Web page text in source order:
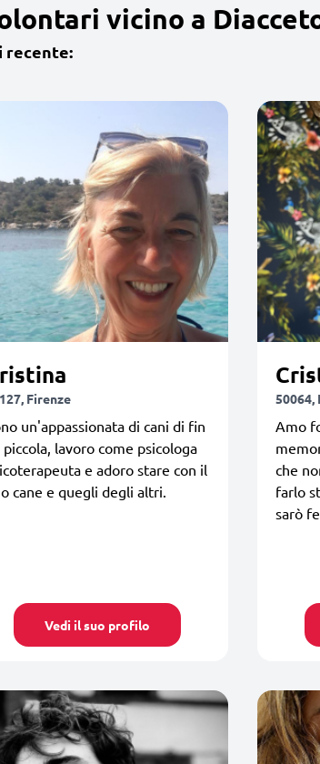
vicino a
recente:
Firenze
un'appassionata di cani di fin
piccola, lavoro come psicologa
e adoro stare con il
cane e quegli degli altri.
Vedi il suo profilo
50064,
Amo
che
farlo
sarò